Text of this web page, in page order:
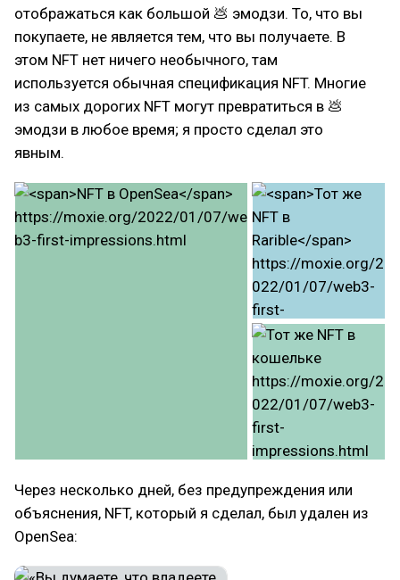
отображаться как большой 💩 эмодзи. То, что вы
покупаете, не является тем, что вы получаете. В
этом NFT нет ничего необычного, там
используется обычная спецификация NFT. Многие
из самых дорогих NFT могут превратиться в 💩
эмодзи в любое время; я просто сделал это
явным.
Через несколько дней, без предупреждения или
объяснения, NFT, который я сделал, был удален из
OpenSea: